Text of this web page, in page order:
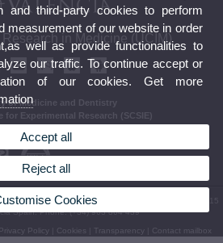
in Medicine (UCIM)
of Medicine and Dentistry
for Experimental Research (SCSIE)
Dentistry. 2nd Hallway. 2nd Floor. Av/ Blasco Ibáñez 15
Spain. Phone: (+34) 963 864 439
Privacy Policy Cookies Transparency Contact mailbox
third-party cookies to perform
measurement of our website in order
well as provide functionalities to
our traffic. To continue accept or
of our cookies. Get more
Accept all
Reject all
Cookies